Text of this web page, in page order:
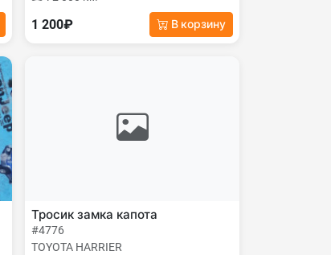
1 200₽ В корзину
Тросик замка капота
#4776
TOYOTA HARRIER